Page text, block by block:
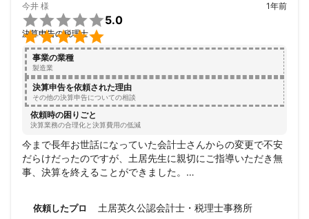
3.クイックレスポンス
我々は日々変化するビジネスに対応するため、スピード感をも
って、サポートを行うことが重要だと考えています。個人事務所
ならではの、フットワークの軽さを最大限に活かしてお客様のビ
ジネスの成功をサポートいたします。
今井 様


5.0
決算申告の税理士
1年前
事業の業種
製造業
決算申告を依頼された理由
その他の決算申告についての相談
依頼時の困りごと
決算業務の合理化と決算費用の低減
今まで長年お世話になっていた会計士さんからの変更で不安
だらけだったのですが、土居先生に親切にご指導いただき無
事、決算を終えることができました。
依頼したプロ 土居英久公認会計士・税理士事務所